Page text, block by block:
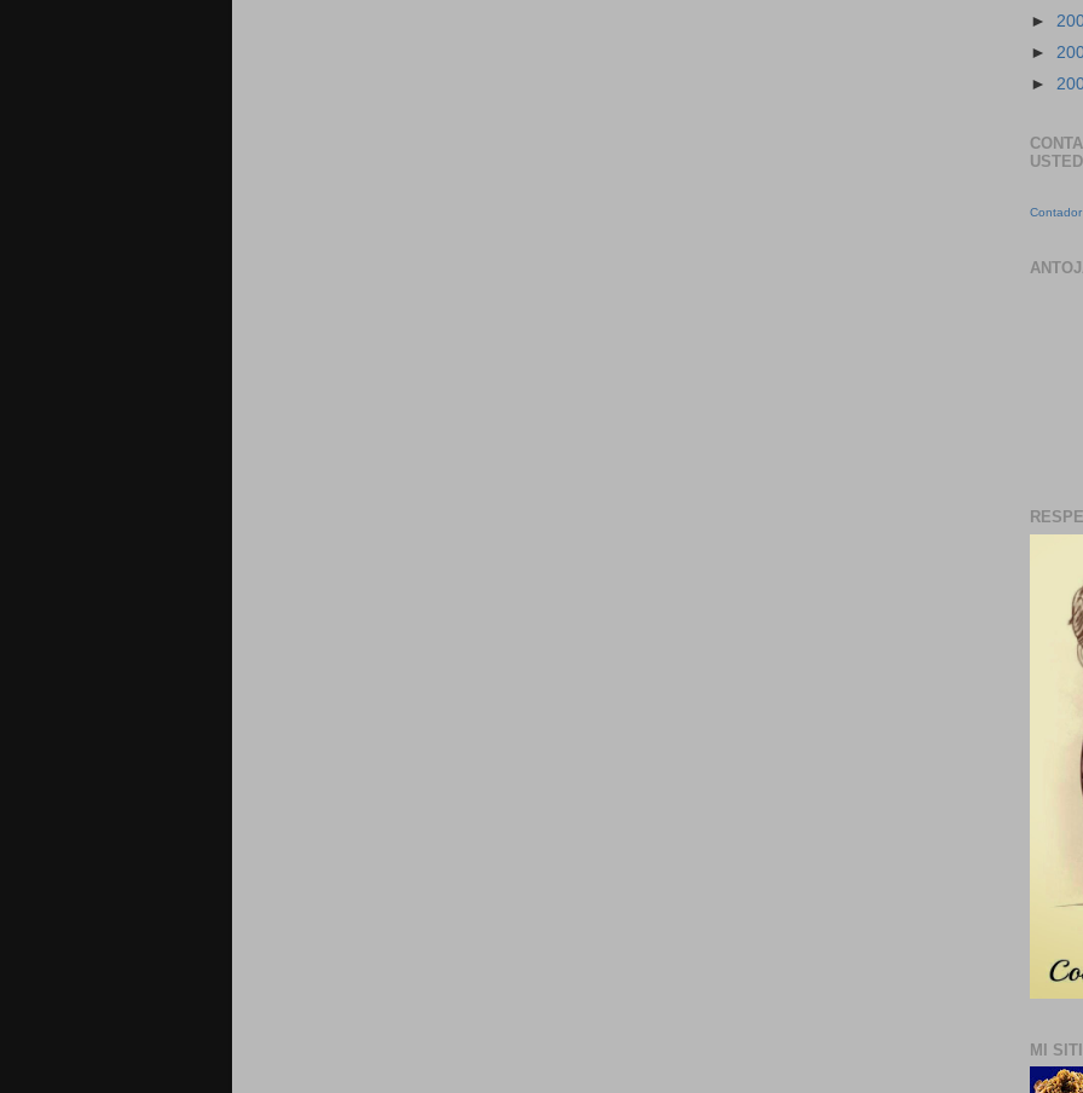
►
►
►
MI